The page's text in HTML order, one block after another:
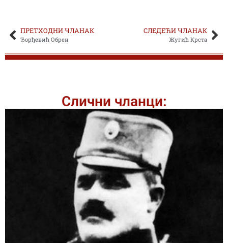
ПРЕТХОДНИ ЧЛАНАК
Ђорђевић Обрен
СЛЕДЕЋИ ЧЛАНАК
Жугић Крста
Слични чланци: